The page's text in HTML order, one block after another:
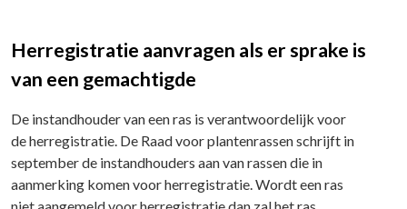
Herregistratie aanvragen als er sprake is
van een gemachtigde
De instandhouder van een ras is verantwoordelijk voor
de herregistratie. De Raad voor plantenrassen schrijft in
september de instandhouders aan van rassen die in
aanmerking komen voor herregistratie. Wordt een ras